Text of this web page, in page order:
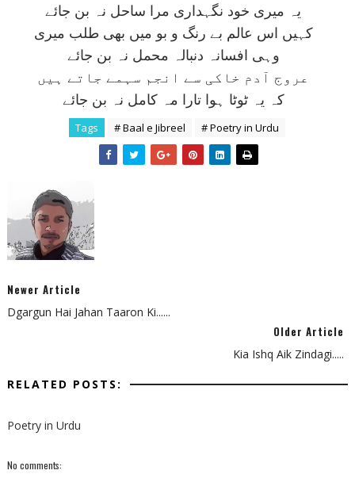
يہ ميری خود نگہداری مرا ساحل نہ بن جائے
کہيں اس عالم بے رنگ و بو ميں بھی طلب ميری
وہی افسانہ دنبالہ محمل نہ بن جائے
عروج آدم خاکی سے انجم سہمے جاتے ہيں
کہ يہ ٹوٹا ہوا تارا مہ کامل نہ بن جائے
Tags # Baal e Jibreel # Poetry in Urdu
Newer Article
Dgargun Hai Jahan Taaron Ki......
Older Article
Kia Ishq Aik Zindagi.....
RELATED POSTS:
Poetry in Urdu
No comments: